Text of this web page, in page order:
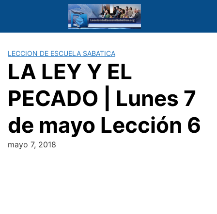
LECCION DE ESCUELA SABATICA
LA LEY Y EL
PECADO | Lunes 7
de mayo Lección 6
mayo 7, 2018